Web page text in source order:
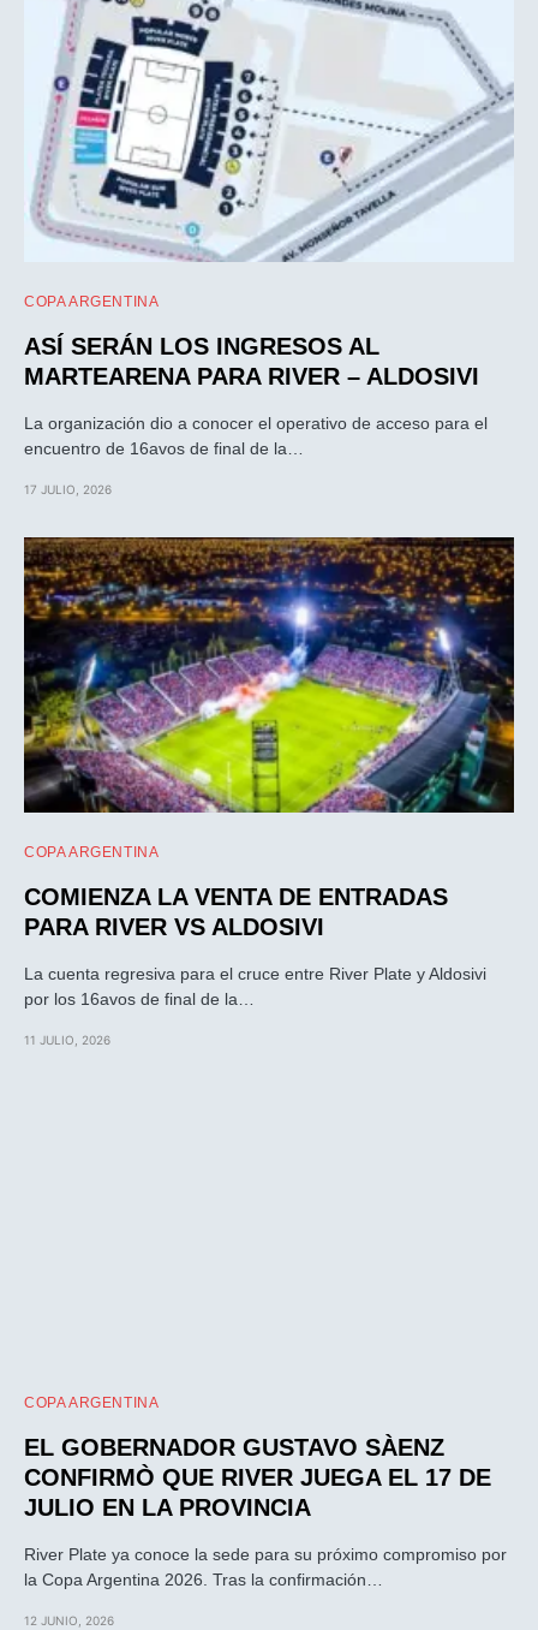
COPA ARGENTINA
ASÍ SERÁN LOS INGRESOS AL
MARTEARENA PARA RIVER – ALDOSIVI
La organización dio a conocer el operativo de acceso para el
encuentro de 16avos de final de la…
17 JULIO, 2026
COPA ARGENTINA
COMIENZA LA VENTA DE ENTRADAS
PARA RIVER VS ALDOSIVI
La cuenta regresiva para el cruce entre River Plate y Aldosivi
por los 16avos de final de la…
11 JULIO, 2026
COPA ARGENTINA
EL GOBERNADOR GUSTAVO SÀENZ
CONFIRMÒ QUE RIVER JUEGA EL 17 DE
JULIO EN LA PROVINCIA
River Plate ya conoce la sede para su próximo compromiso por
la Copa Argentina 2026. Tras la confirmación…
12 JUNIO, 2026